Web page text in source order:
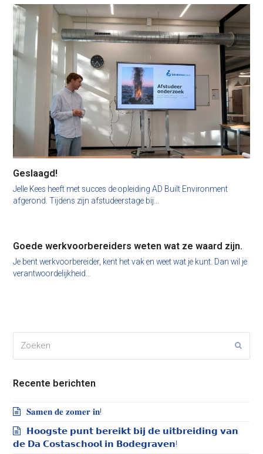
Geslaagd!
Jelle Kees heeft met succes de opleiding AD Built Environment
afgerond. Tijdens zijn afstudeerstage bij…
Goede werkvoorbereiders weten wat ze waard zijn.
Je bent werkvoorbereider, kent het vak en weet wat je kunt. Dan wil je
verantwoordelijkheid…
Recente berichten
𝐒𝐚𝐦𝐞𝐧 𝐝𝐞 𝐳𝐨𝐦𝐞𝐫 𝐢𝐧!
𝗛𝗼𝗼𝗴𝘀𝘁𝗲 𝗽𝘂𝗻𝘁 𝗯𝗲𝗿𝗲𝗶𝗸𝘁 𝗯𝗶𝗷 𝗱𝗲 𝘂𝗶𝘁𝗯𝗿𝗲𝗶𝗱𝗶𝗻𝗴 𝘃𝗮𝗻
𝗱𝗲 𝗗𝗮 𝗖𝗼𝘀𝘁𝗮𝘀𝗰𝗵𝗼𝗼𝗹 𝗶𝗻 𝗕𝗼𝗱𝗲𝗴𝗿𝗮𝘃𝗲𝗻!